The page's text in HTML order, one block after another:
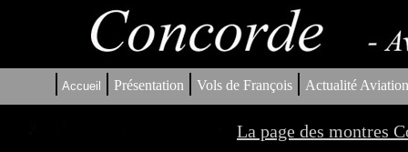
| Accueil | Présentation | Vols de François | Actualité
La page des montres